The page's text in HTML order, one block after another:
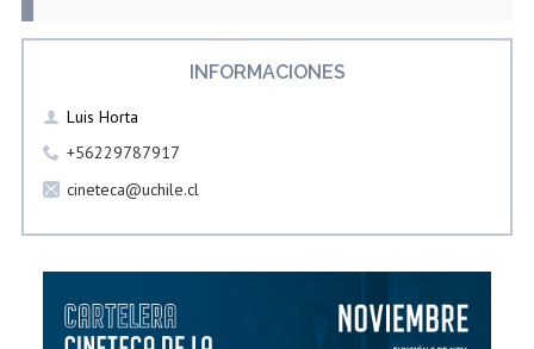
INFORMACIONES
Luis Horta
+56229787917
cineteca@uchile.cl